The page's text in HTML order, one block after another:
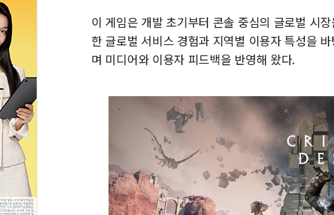
이 게임은 개발 초기부터 콘솔 중심의 글로벌 시
한 글로벌 서비스 경험과 지역별 이용자 특성을
며 미디어와 이용자 피드백을 반영해 왔다.